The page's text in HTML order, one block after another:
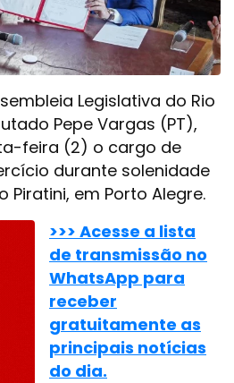
Legislativa do Rio
Pepe Vargas (PT),
feira (2) o cargo de
durante solenidade
Piratini, em Porto Alegre.
>>> Acesse a lista
de transmissão no
WhatsApp para
receber
gratuitamente as
principais notícias
do dia.